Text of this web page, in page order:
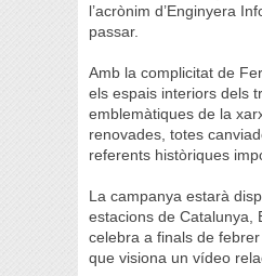
l’acrònim d’Enginyera
passar.
Amb la complicitat de
els espais interiors dels
emblemàtiques de la
renovades, totes
referents històriques
La campanya estarà
estacions de Catalunya,
celebra a finals de
que visiona un vídeo